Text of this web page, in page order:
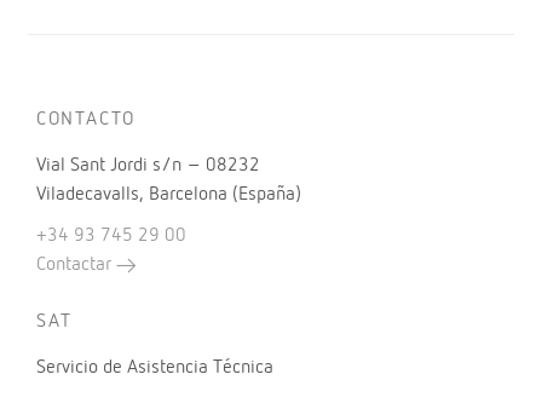
CONTACTO
Vial Sant Jordi s/n – 08232
Viladecavalls, Barcelona (España)
+34 93 745 29 00
Contactar
SAT
Servicio de Asistencia Técnica